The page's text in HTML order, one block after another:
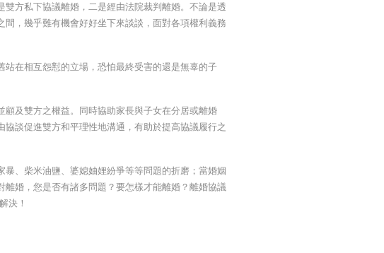
方私下協議離婚，二是經由法院裁判離婚。不論是透
，幾乎難有機會好好坐下來談談，面對各項權利義務
在相互怨懟的立場，恐怕最終受害的還是無辜的子
及雙方之權益。同時協助家長與子女在分居或離婚
談促進雙方和平理性地溝通，有助於提高協議履行之
、柴米油鹽、婆媳妯娌紛爭等等問題的折磨；當婚姻
婚，您是否有諸多問題？要怎樣才能離婚？離婚協議
決！